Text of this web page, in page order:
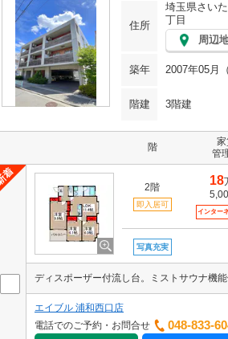
住所
埼玉県さい
丁目
周辺
築年 2007年05月
階建 3階建
階
管
2階
即入居可
18
インター
写真充実
エイブル 浦和西口店
電話でのご予約・お問合せ
048-833-